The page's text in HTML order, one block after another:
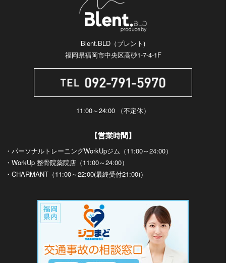
Blent.BLD（ブレント)
福岡県福岡市中央区高砂1-7-4-1F
11:00～24:00 （不定休）
【営業時間】
・パーソナルトレーニングWorkUpジム（11:00～24:00）
・WorkUp 整骨院薬院店（11:00～24:00）
・CHARMANT（11:00～22:00(最終受付21:00)）